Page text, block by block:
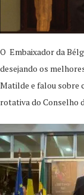
O Embaixador da
desejando os
Matilde e falou sobre
rotativa do Conselho